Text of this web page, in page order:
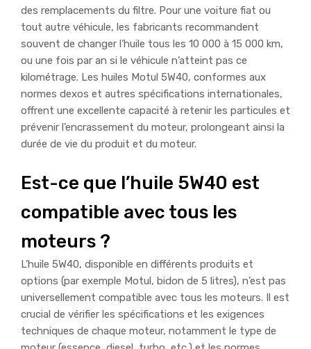
des remplacements du filtre. Pour une voiture fiat ou
tout autre véhicule, les fabricants recommandent
souvent de changer l’huile tous les 10 000 à 15 000 km,
ou une fois par an si le véhicule n’atteint pas ce
kilométrage. Les huiles Motul 5W40, conformes aux
normes dexos et autres spécifications internationales,
offrent une excellente capacité à retenir les particules et
prévenir l’encrassement du moteur, prolongeant ainsi la
durée de vie du produit et du moteur.
Est-ce que l’huile 5W40 est
compatible avec tous les
moteurs ?
L’huile 5W40, disponible en différents produits et
options (par exemple Motul, bidon de 5 litres), n’est pas
universellement compatible avec tous les moteurs. Il est
crucial de vérifier les spécifications et les exigences
techniques de chaque moteur, notamment le type de